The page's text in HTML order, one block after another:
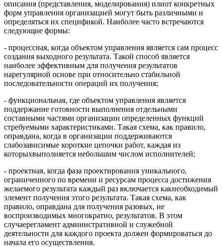
описания (представления, моделирования) илиот конкретных
форм управления организацией могут быть различными и
определяться их спецификой. Наиболее часто встречаются
следующие формы:
- процессная, когда объектом управления является сам процесс
создания выходного результата. Такой способ является
наиболее эффективным для получения результатов
нарегулярной основе при относительно стабильной
последовательности операций их получения;
- функциональная, где объектом управления является
поддержание готовности выполнения отдельными
составными частями организации определенных функций
стребуемыми характеристиками. Такая схема, как правило,
оправдана, когда в организации поддерживаются
слабозависимые короткие цепочки работ, каждая из
которыхвыполняется небольшим числом исполнителей;
- проектная, когда фаза проектирования уникального,
ограниченного по времени и ресурсам процесса достижения
желаемого результата каждый раз включается какнеобходимый
элемент получения этого результата. Такая схема, как
правило, оправдана для получения разовых, не
воспроизводимых многократно, результатов. В этом
случаерегламент административной и служебной
деятельности для каждого проекта должен формироваться до
начала его осуществления.